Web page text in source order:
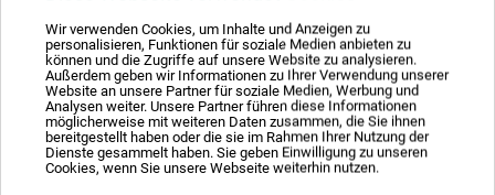
Wir verwenden Cookies, um Inhalte und Anzeigen zu
personalisieren, Funktionen für soziale Medien anbieten zu
können und die Zugriffe auf unsere Website zu analysieren.
Außerdem geben wir Informationen zu Ihrer Verwendung unserer
Website an unsere Partner für soziale Medien, Werbung und
Analysen weiter. Unsere Partner führen diese Informationen
möglicherweise mit weiteren Daten zusammen, die Sie ihnen
bereitgestellt haben oder die sie im Rahmen Ihrer Nutzung der
Dienste gesammelt haben. Sie geben Einwilligung zu unseren
Cookies, wenn Sie unsere Webseite weiterhin nutzen.
Produktbewertungen (0)
Schreiben Sie die erste Bewertung zu diesem Produkt